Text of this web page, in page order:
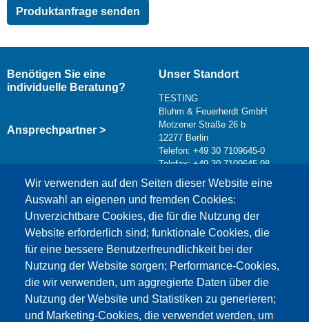
Wir verwenden auf den Seiten dieser Website eine
Auswahl an eigenen und fremden Cookies:
Unverzichtbare Cookies, die für die Nutzung der
Website erforderlich sind; funktionale Cookies, die
für eine bessere Benutzerfreundlichkeit bei der
Nutzung der Website sorgen; Performance-Cookies,
die wir verwenden, um aggregierte Daten über die
Nutzung der Website und Statistiken zu generieren;
und Marketing-Cookies, die verwendet werden, um
Benötigen Sie eine
individuelle Beratung?
Ansprechpartner >
Unser Standort
TESTING
Bluhm & Feuerherdt GmbH
Motzener Straße 26 b
12277 Berlin
Telefon: +49 30 7109645-0
Telefax: +49 30 7109645-98
info@testing.de
Dieser Inhalt ist blockiert, da die Google Maps
Cookies nicht akzeptiert wurden.